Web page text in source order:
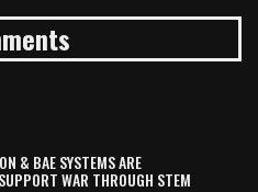
& BAE SYSTEMS ARE
WAR THROUGH STEM